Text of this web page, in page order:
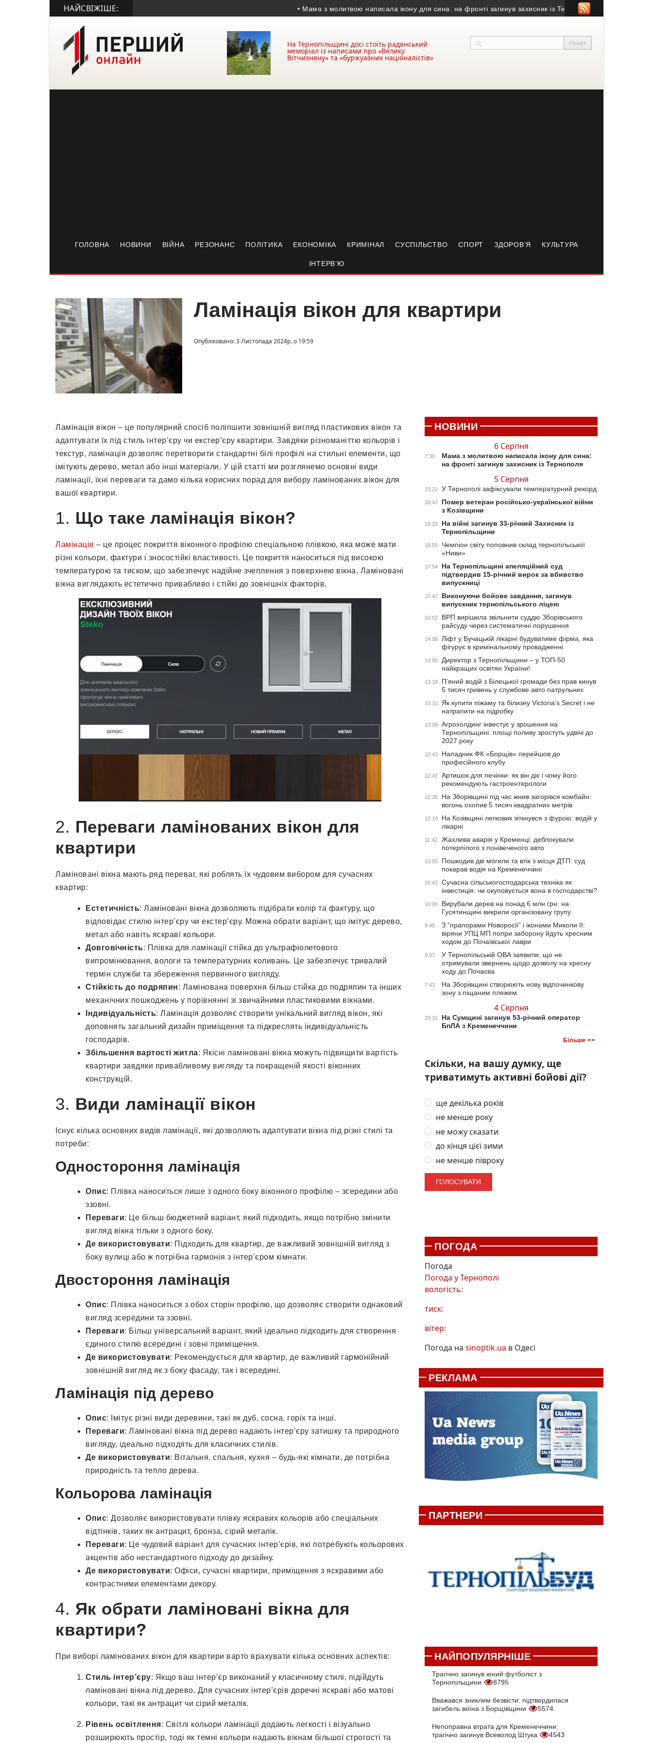
НАЙСВІЖІШЕ: • Мама з молитвою написала ікону для сина: на фронті загинув захисник із Тернополя • У Тернополі
На Тернопільщині досі стоїть радянський
меморіал із написами про «Велику
Вітчизняну» та «буржуазних націоналістів»
ГОЛОВНА НОВИНИ ВІЙНА РЕЗОНАНС ПОЛІТИКА ЕКОНОМІКА КРИМІНАЛ СУСПІЛЬСТВО СПОРТ ЗДОРОВ’Я КУЛЬТУРА
ІНТЕРВ’Ю
Ламінація вікон для квартири
Опубліковано: 3 Листопада 2024р. о 19:59
Ламінація вікон – це популярний спосіб поліпшити зовнішній вигляд пластикових вікон та
адаптувати їх під стиль інтер’єру чи екстер’єру квартири. Завдяки різноманіттю кольорів і
текстур, ламінація дозволяє перетворити стандартні білі профілі на стильні елементи, що
імітують дерево, метал або інші матеріали. У цій статті ми розглянемо основні види
ламінації, їхні переваги та дамо кілька корисних порад для вибору ламінованих вікон для
вашої квартири.
1. Що таке ламінація вікон?
Ламінація – це процес покриття віконного профілю спеціальною плівкою, яка може мати
різні кольори, фактури і зносостійкі властивості. Це покриття наноситься під високою
температурою та тиском, що забезпечує надійне зчеплення з поверхнею вікна. Ламіновані
вікна виглядають естетично привабливо і стійкі до зовнішніх факторів.
2. Переваги ламінованих вікон для
квартири
Ламіновані вікна мають ряд переваг, які роблять їх чудовим вибором для сучасних
квартир:
Естетичність: Ламіновані вікна дозволяють підібрати колір та фактуру, що
відповідає стилю інтер’єру чи екстер’єру. Можна обрати варіант, що імітує дерево,
метал або навіть яскраві кольори.
Довговічність: Плівка для ламінації стійка до ультрафіолетового
випромінювання, вологи та температурних коливань. Це забезпечує тривалий
термін служби та збереження первинного вигляду.
Стійкість до подряпин: Ламінована поверхня більш стійка до подряпин та інших
механічних пошкоджень у порівнянні зі звичайними пластиковими вікнами.
Індивідуальність: Ламінація дозволяє створити унікальний вигляд вікон, які
доповнять загальний дизайн приміщення та підкреслять індивідуальність
господарів.
Збільшення вартості житла: Якісні ламіновані вікна можуть підвищити вартість
квартири завдяки привабливому вигляду та покращеній якості віконних
конструкцій.
3. Види ламінації вікон
Існує кілька основних видів ламінації, які дозволяють адаптувати вікна під різні стилі та
потреби:
Одностороння ламінація
Опис: Плівка наноситься лише з одного боку віконного профілю – зсередини або
ззовні.
Переваги: Це більш бюджетний варіант, який підходить, якщо потрібно змінити
вигляд вікна тільки з одного боку.
Де використовувати: Підходить для квартир, де важливий зовнішній вигляд з
боку вулиці або ж потрібна гармонія з інтер’єром кімнати.
Двостороння ламінація
Опис: Плівка наноситься з обох сторін профілю, що дозволяє створити однаковий
вигляд зсередини та ззовні.
Переваги: Більш універсальний варіант, який ідеально підходить для створення
єдиного стилю всередині і зовні приміщення.
Де використовувати: Рекомендується для квартир, де важливий гармонійний
зовнішній вигляд як з боку фасаду, так і всередині.
Ламінація під дерево
Опис: Імітує різні види деревини, такі як дуб, сосна, горіх та інші.
Переваги: Ламіновані вікна під дерево надають інтер’єру затишку та природного
вигляду, ідеально підходять для класичних стилів.
Де використовувати: Вітальня, спальня, кухня – будь-які кімнати, де потрібна
природність та тепло дерева.
Кольорова ламінація
Опис: Дозволяє використовувати плівку яскравих кольорів або спеціальних
відтінків, таких як антрацит, бронза, сірий металік.
Переваги: Це чудовий варіант для сучасних інтер’єрів, які потребують кольорових
акцентів або нестандартного підходу до дизайну.
Де використовувати: Офіси, сучасні квартири, приміщення з яскравими або
контрастними елементами декору.
4. Як обрати ламіновані вікна для
квартири?
При виборі ламінованих вікон для квартири варто врахувати кілька основних аспектів:
Стиль інтер’єру: Якщо ваш інтер’єр виконаний у класичному стилі, підійдуть
ламіновані вікна під дерево. Для сучасних інтер’єрів доречні яскраві або матові
кольори, такі як антрацит чи сірий металік.
Рівень освітлення: Світлі кольори ламінації додають легкості і візуально
розширюють простір, тоді як темні кольори надають вікнам більшої строгості та
НОВИНИ
6 Серпня
7:30
Мама з молитвою написала ікону для сина:
на фронті загинув захисник із Тернополя
5 Серпня
23:22 У Тернополі зафіксували температурний рекорд
20:47
Помер ветеран російсько-української війни
з Козівщини
19:15
На війні загинув 33-річний Захисник із
Тернопільщини
18:55
Чемпіон світу поповнив склад тернопільської
«Ниви»
17:54
На Тернопільщині апеляційний суд
підтвердив 15-річний вирок за вбивство
випускниці
17:47
Виконуючи бойове завдання, загинув
випускник тернопільського ліцею
16:02
ВРП вирішила звільнити суддю Зборівського
райсуду через систематичні порушення
14:08
Ліфт у Бучацькій лікарні будуватиме фірма, яка
фігурує в кримінальному провадженні
14:00
Директор з Тернопільщини – у ТОП-50
найкращих освітян України!
13:18
П’яний водій з Білецької громади без прав кинув
5 тисяч гривень у службове авто патрульних
13:10
Як купити піжаму та білизну Victoria’s Secret і не
натрапити на підробку
13:08
Агрохолдинг інвестує у зрошення на
Тернопільщині: площі поливу зростуть удвічі до
2027 року
12:43
Нападник ФК «Борщів» перейшов до
професійного клубу
12:41
Артишок для печінки: як він діє і чому його
рекомендують гастроентерологи
12:35
На Зборівщині під час жнив загорівся комбайн:
вогонь охопив 5 тисяч квадратних метрів
12:10
На Козівщині легковик зіткнувся з фурою: водій у
лікарні
11:42
Жахлива аварія у Кременці: деблокували
потерпілого з понівеченого авто
10:55
Пошкодив дві могили та втік з місця ДТП: суд
покарав водія на Кременеччині
10:43
Сучасна сільськогосподарська техніка як
інвестиція: чи окуповується вона в господарстві?
10:00
Вирубали дерев на понад 6 млн грн: на
Гусятинщині викрили організовану групу
8:45
З “прапорами Новоросії” і іконами Миколи ІІ:
віряни УПЦ МП попри заборону йдуть хресним
ходом до Почаївської лаври
8:07
У Тернопільській ОВА заявили, що не
отримували звернень щодо дозволу на хресну
ходу до Почаєва
7:43
На Зборівщині створюють нову відпочинкову
зону з піщаним пляжем
4 Серпня
20:31
На Сумщині загинув 53-річний оператор
БпЛА з Кременеччини
Більше >>
Скільки, на вашу думку, ще
триватимуть активні бойові дії?
ще декілька років
не менше року
не можу сказати
до кінця цієї зими
не менше півроку
ПОГОДА
Погода
Погода уТернополі
вологість:
тиск:
вітер:
Погода на sinoptik.ua в Одесі
РЕКЛАМА
ПАРТНЕРИ
НАЙПОПУЛЯРНІШЕ
Трагічно загинув юний футболіст з
Тернопільщини
8795
Вважався зниклим безвісти: підтвердилася
загибель воїна з Борщівщини
5574
Непоправна втрата для Кременеччини:
трагічно загинув Всеволод Штука
4543